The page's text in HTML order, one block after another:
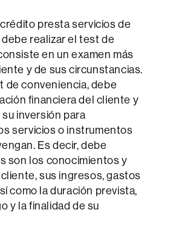
presta servicios de
realizar el test de
en un examen más
y de sus circunstancias.
de conveniencia, debe
financiera del cliente y
inversión para
servicios o instrumentos
Es decir, debe
son los conocimientos y
sus ingresos, gastos
como la duración prevista,
y la finalidad de su